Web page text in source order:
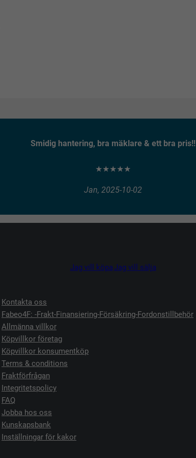
Smidig hantering, bra mäklare & ett bra pris!!
★★★★★
Jan, 2025-10-02
Jag vill köpaJag vill sälja
Kontakta oss
Fabeo4F: -Frakt-Finansiering-Försäkring-Fordonstillbehör
Allmänna villkor
Köpvillkor företag
Köpvillkor konsumentköp
Terms & conditions
Fraktförfrågan
Integritetspolicy
FAQ
Jobba hos oss
Kunskapsbank
Inställningar för kakor